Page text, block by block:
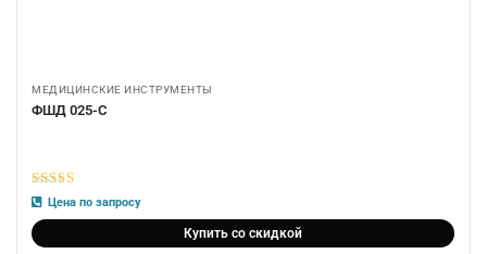
МЕДИЦИНСКИЕ ИНСТРУМЕНТЫ
ФШД 025-С
5из 5
Цена по запросу
Купить со скидкой